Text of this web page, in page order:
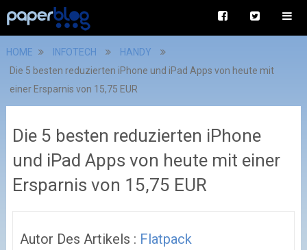
HOME INFOTECH
HANDY
Die 5 besten reduzierten iPhone und iPad Apps von heute mit
einer Ersparnis von 15,75 EUR
Die 5 besten reduzierten iPhone
und iPad Apps von heute mit einer
Ersparnis von 15,75 EUR
Autor Des Artikels : Flatpack